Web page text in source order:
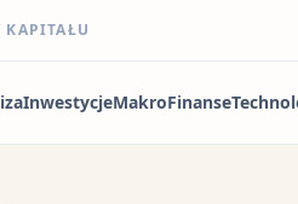
KAPITAŁU
InwestycjeMakroFinanse